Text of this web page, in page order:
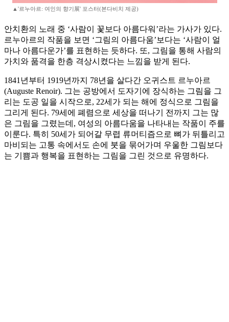
▲'르누아르: 여인의 향기展' 포스터(본다비치 제공)
안치환의 노래 중 ‘사람이 꽃보다 아름다워’라는 가사가 있다.
르누아르의 작품을 보면 ‘그림의 아름다움’보다는 ‘사람이 얼
마나 아름다운가’를 표현하는 듯하다. 또, 그림을 통해 사람의
가치와 품격을 한층 격상시켰다는 느낌을 받게 된다.
1841년부터 1919년까지 78년을 살다간 오귀스트 르누아르
(Auguste Renoir). 그는 공방에서 도자기에 장식하는 그림을 그
리는 도공 일을 시작으로, 22세가 되는 해에 정식으로 그림을
그리게 된다. 79세에 폐렴으로 세상을 떠나기 전까지 그는 많
은 그림을 그렸는데, 여성의 아름다움을 나타내는 작품이 주를
이룬다. 특히 50세가 되어갈 무렵 류머티즘으로 뼈가 뒤틀리고
마비되는 고통 속에서도 손에 붓을 묶어가며 우울한 그림보다
는 기쁨과 행복을 표현하는 그림을 그린 것으로 유명하다.